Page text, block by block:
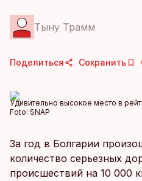
Тыну Трамм
Поделиться Сохранить
Удивительно высокое место в
Foto: SNAP
За год в Болгарии
количество серьезных
происшествий на 10 000